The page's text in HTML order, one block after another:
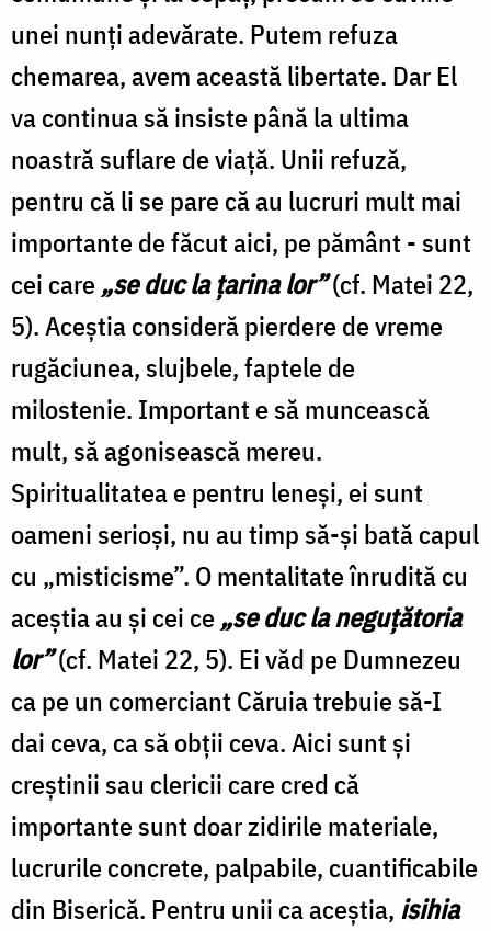
unei nunţi adevărate. Putem refuza
chemarea, avem această libertate. Dar El
va continua să insiste până la ultima
noastră suflare de viaţă. Unii refuză,
pentru că li se pare că au lucruri mult mai
importante de făcut aici, pe pământ - sunt
cei care„se duc la ţarina lor”(cf. Matei 22,
5). Aceştia consideră pierdere de vreme
rugăciunea, slujbele, faptele de
milostenie. Important e să muncească
mult, să agonisească mereu.
Spiritualitatea e pentru leneşi, ei sunt
oameni serioşi, nu au timp să-şi bată capul
cu „misticisme”. O mentalitate înrudită cu
aceştia au şi cei ce„se duc la neguţătoria
lor”(cf. Matei 22, 5). Ei văd pe Dumnezeu
ca pe un comerciant Căruia trebuie să-I
dai ceva, ca să obţii ceva. Aici sunt şi
creştinii sau clericii care cred că
importante sunt doar zidirile materiale,
lucrurile concrete, palpabile, cuantificabile
din Biserică. Pentru unii ca aceştia, isihia